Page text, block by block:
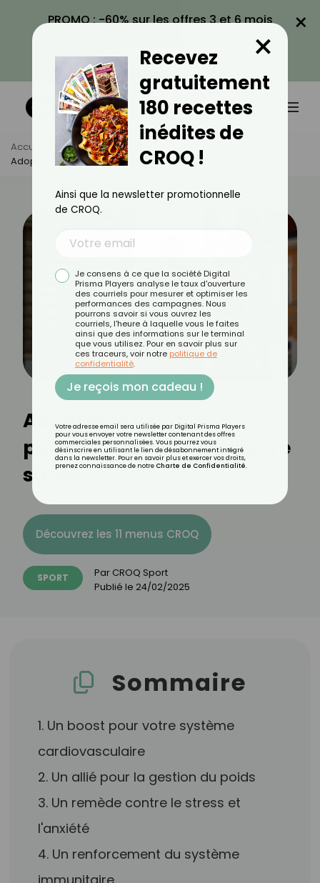
PROMO : -60% sur les offres 3 et 6 mois
VOIR LA PROMO
×
Accueil Actus
Sport
Adoptez Le Vélotaf : Pédalez Vers Une Meilleure Santé !
Adoptez le vélotaf :
pédalez vers une meilleure
santé !
Découvrez les 11 menus CROQ
SPORT Par CROQ Sport
Publié le 24/02/2025
Sommaire
1. Un boost pour votre système
cardiovasculaire
2. Un allié pour la gestion du poids
3. Un remède contre le stress et
l'anxiété
4. Un renforcement du système
Recevez
gratuitement
180 recettes
inédites de
CROQ !
×
Ainsi que la newsletter promotionnelle
de CROQ.
Je consens à ce que la société Digital
Prisma Players analyse le taux d'ouverture
des courriels pour mesurer et optimiser les
performances des campagnes. Nous
pourrons savoir si vous ouvrez les
courriels, l'heure à laquelle vous le faites
ainsi que des informations sur le terminal
que vous utilisez. Pour en savoir plus sur
ces traceurs, voir notre politique de
confidentialité.
Je reçois mon cadeau !
Votre adresse email sera utilisée par Digital Prisma Players
pour vous envoyer votre newsletter contenant des offres
commerciales personnalisées. Vous pourrez vous
désinscrire en utilisant le lien de désabonnement intégré
dans la newsletter. Pour en savoir plus et exercer vos droits,
prenez connaissance de notre Charte de Confidentialité.